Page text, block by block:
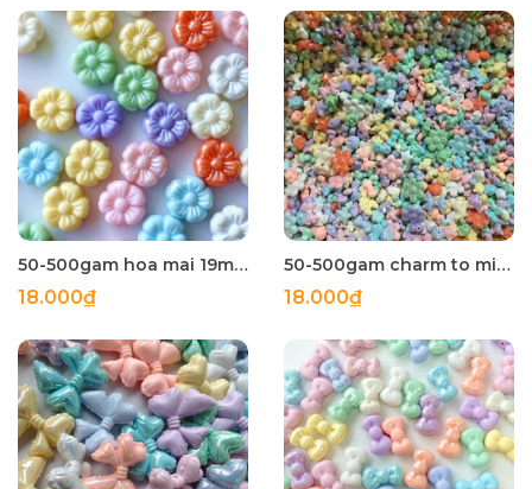
50-500gam hoa mai 19mm ,hạt charm holo bóng đẹp có lỗ xỏ
18.000₫
50-500gam charm to mix ngẫu nhiên ,hạt charm holo bóng đẹp có lỗ xỏ
18.000₫